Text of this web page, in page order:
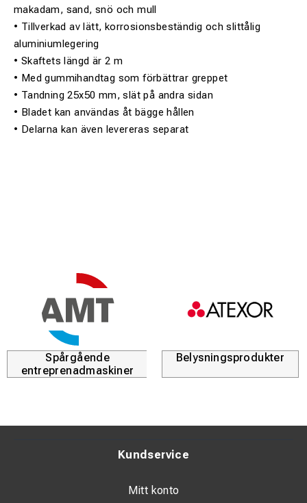
makadam, sand, snö och mull
• Tillverkad av lätt, korrosionsbeständig och slittålig
aluminiumlegering
• Skaftets längd är 2 m
• Med gummihandtag som förbättrar greppet
• Tandning 25x50 mm, slät på andra sidan
• Bladet kan användas åt bägge hållen
• Delarna kan även levereras separat
Spårgående
entreprenadmaskiner
Belysningsprodukter
Kundservice
Mitt konto